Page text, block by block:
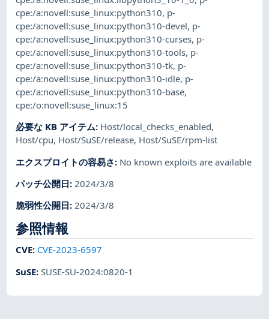
cpe:/a:novell:suse_linux:python310, p-
cpe:/a:novell:suse_linux:python310-devel, p-
cpe:/a:novell:suse_linux:python310-curses, p-
cpe:/a:novell:suse_linux:python310-tools, p-
cpe:/a:novell:suse_linux:python310-tk, p-
cpe:/a:novell:suse_linux:python310-idle, p-
cpe:/a:novell:suse_linux:python310-base,
cpe:/o:novell:suse_linux:15
必要な KB アイテム: Host/local_checks_enabled,
Host/cpu, Host/SuSE/release, Host/SuSE/rpm-list
エクスプロイトの容易さ: No known exploits are available
パッチ公開日:2024/3/8
脆弱性公開日:2024/3/8
参照情報
CVE: CVE-2023-6597
SuSE:SUSE-SU-2024:0820-1